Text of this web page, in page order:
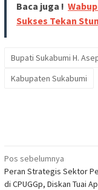
Baca juga !
Sukses Tekan
Bupati Sukabumi H.
Kabupaten Sukabumi
Navigasi
pos
Pos sebelumnya
Peran Strategis Sektor
di CPUGGp, Diskan Tuai